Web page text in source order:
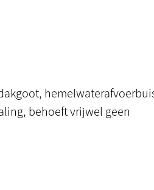
behoeft vrijwel geen